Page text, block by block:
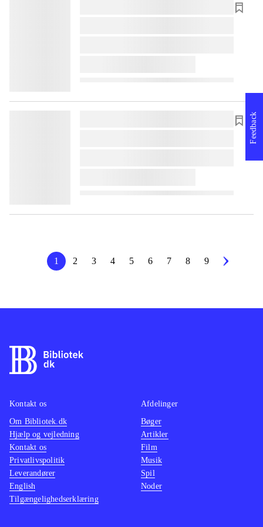
lorem ipsum dolor sit amet ...
lorem ipsum dolor sit amet ...
lorem ipsum dolor sit amet ...
lorem ipsum dolor sit amet ...
1 2 3 4 5 6 7 8 9
Feedback
Kontakt os
Om Bibliotek.dk
Hjælp og vejledning
Kontakt os
Privatlivspolitik
Leverandører
English
Tilgængelighedserklæring
Afdelinger
Bøger
Artikler
Film
Musik
Spil
Noder